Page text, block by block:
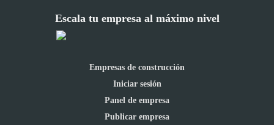
Escala tu empresa al máximo nivel
Empresas de construcción
Iniciar sesión
Panel de empresa
Publicar empresa